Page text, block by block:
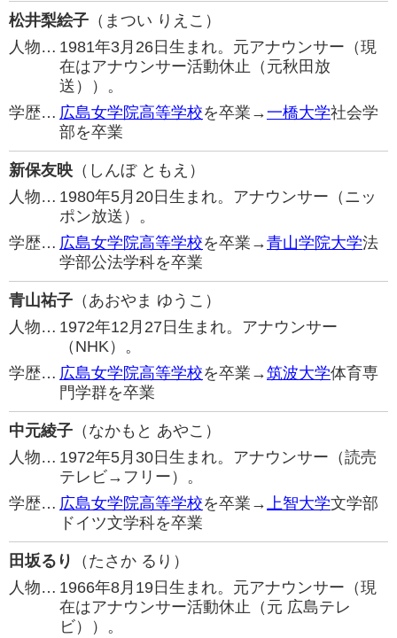
松井梨絵子 （まつい りえこ）
人物… 1981年3月26日生まれ。元アナウンサー（現
在はアナウンサー活動休止（元秋田放
送））。
学歴… 広島女学院高等学校を卒業→一橋大学社会学
部を卒業
新保友映 （しんぼ ともえ）
人物… 1980年5月20日生まれ。アナウンサー（ニッ
ポン放送）。
学歴… 広島女学院高等学校を卒業→青山学院大学法
学部公法学科を卒業
青山祐子 （あおやま ゆうこ）
人物… 1972年12月27日生まれ。アナウンサー
（NHK）。
学歴… 広島女学院高等学校を卒業→筑波大学体育専
門学群を卒業
中元綾子 （なかもと あやこ）
人物… 1972年5月30日生まれ。アナウンサー（読売
テレビ→フリー）。
学歴… 広島女学院高等学校を卒業→上智大学文学部
ドイツ文学科を卒業
田坂るり
（たさか るり）
人物… 1966年8月19日生まれ。元アナウンサー（現
在はアナウンサー活動休止（元 広島テレ
ビ））。